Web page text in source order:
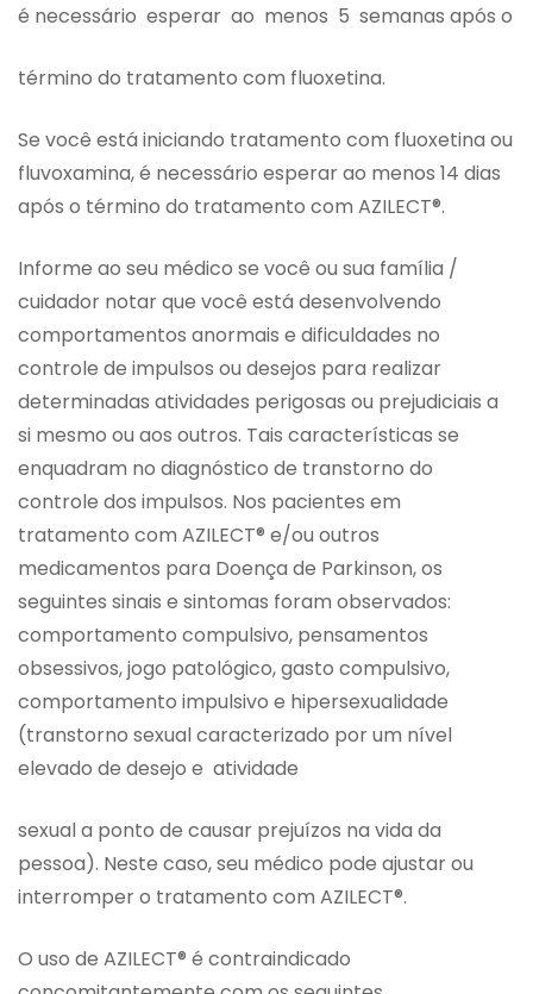
é necessário esperar ao menos 5 semanas após o
término do tratamento com fluoxetina.
Se você está iniciando tratamento com fluoxetina ou
fluvoxamina, é necessário esperar ao menos 14 dias
após o término do tratamento com AZILECT®.
Informe ao seu médico se você ou sua família /
cuidador notar que você está desenvolvendo
comportamentos anormais e dificuldades no
controle de impulsos ou desejos para realizar
determinadas atividades perigosas ou prejudiciais a
si mesmo ou aos outros. Tais características se
enquadram no diagnóstico de transtorno do
controle dos impulsos. Nos pacientes em
tratamento com AZILECT® e/ou outros
medicamentos para Doença de Parkinson, os
seguintes sinais e sintomas foram observados:
comportamento compulsivo, pensamentos
obsessivos, jogo patológico, gasto compulsivo,
comportamento impulsivo e hipersexualidade
(transtorno sexual caracterizado por um nível
elevado de desejo e atividade
sexual a ponto de causar prejuízos na vida da
pessoa). Neste caso, seu médico pode ajustar ou
interromper o tratamento com AZILECT®.
O uso de AZILECT® é contraindicado